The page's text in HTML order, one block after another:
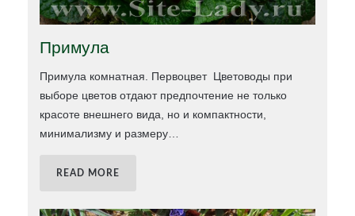
Примула
Примула комнатная. Первоцвет Цветоводы при
выборе цветов отдают предпочтение не только
красоте внешнего вида, но и компактности,
минимализму и размеру
READ MORE